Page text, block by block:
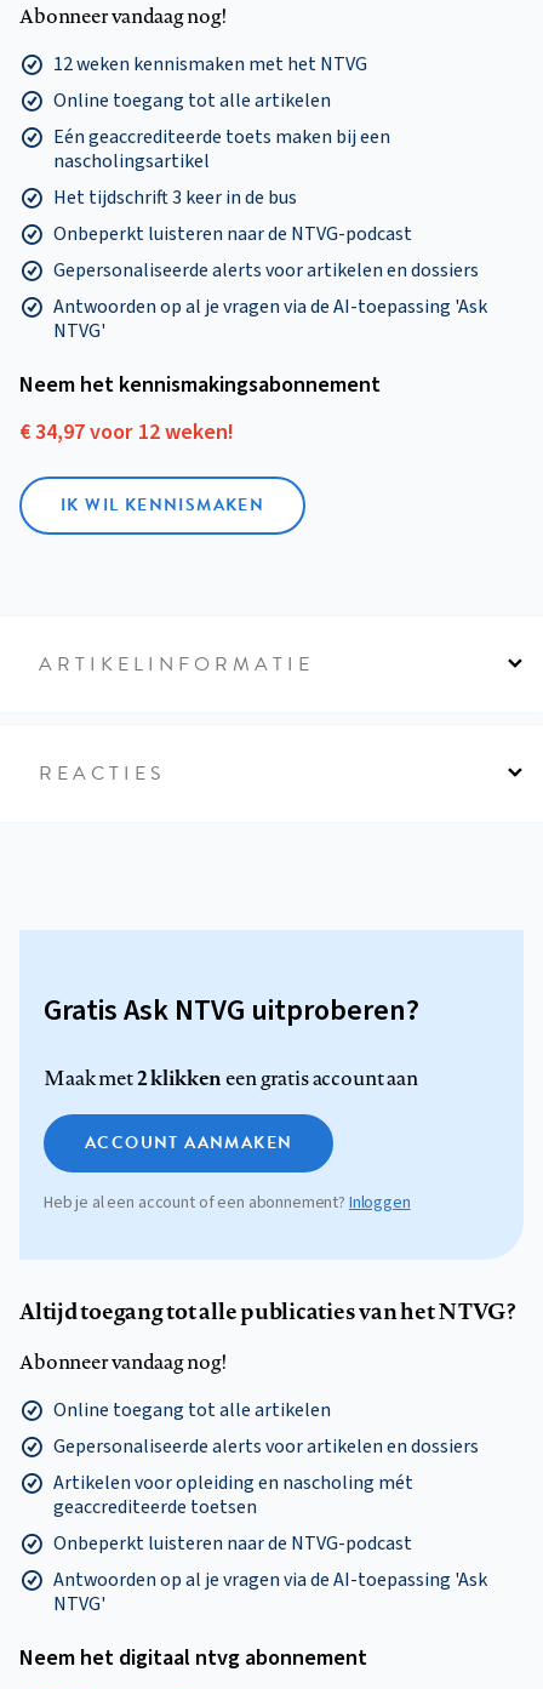
Abonneer vandaag nog!
12 weken kennismaken met het NTVG
Online toegang tot alle artikelen
Eén geaccrediteerde toets maken bij een
nascholingsartikel
Het tijdschrift 3 keer in de bus
Onbeperkt luisteren naar de NTVG-podcast
Gepersonaliseerde alerts voor artikelen en dossiers
Antwoorden op al je vragen via de AI-toepassing 'Ask
NTVG'
Neem het kennismakings­abonnement
€ 34,97 voor 12 weken!
IK WIL KENNISMAKEN
ARTIKELINFORMATIE
REACTIES
Gratis Ask NTVG uitproberen?
Maak met2 klikkeneen gratis account aan
ACCOUNT AANMAKEN
Heb je al een account of een abonnement?Inloggen
Altijd toegang tot alle publicaties van het NTVG?
Abonneer vandaag nog!
Online toegang tot alle artikelen
Gepersonaliseerde alerts voor artikelen en dossiers
Artikelen voor opleiding en nascholing mét
geaccrediteerde toetsen
Onbeperkt luisteren naar de NTVG-podcast
Antwoorden op al je vragen via de AI-toepassing 'Ask
NTVG'
Neem het digitaal ntvg abonnement